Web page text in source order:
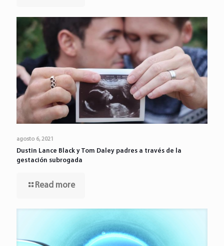
agosto 6, 2021
Dustin Lance Black y Tom Daley padres a través de la
gestación subrogada
Read more